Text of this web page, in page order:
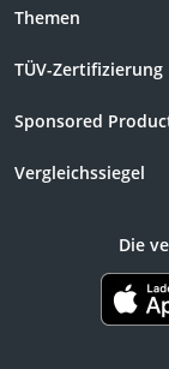
Themen
TÜV-Zertifizierung
Sponsored
Vergleichssiegel
Die